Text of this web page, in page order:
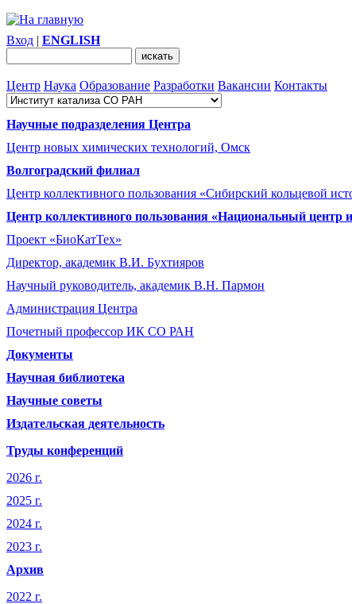
Вход | ENGLISH
Центр Наука Образование Разработки Вакансии Контакты
Научные подразделения Центра
Центр новых химических технологий, Омск
Волгоградский филиал
Центр коллективного пользования «Сибирский кольцевой
Центр коллективного пользования «Национальный центр
Проект «БиоКатТех»
Директор, академик В.И. Бухтияров
Научный руководитель, академик В.Н. Пармон
Администрация Центра
Почетный профессор ИК СО РАН
Документы
Научная библиотека
Научные советы
Издательская деятельность
Труды конференций
2026 г.
2025 г.
2024 г.
2023 г.
Архив
2022 г.